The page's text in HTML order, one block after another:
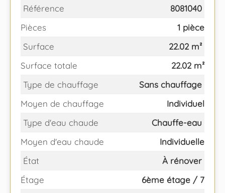
Référence
8081040
Pièces
1 pièce
Surface
22.02 m²
Surface totale
22.02 m²
Type de chauffage
Sans chauffage
Moyen de chauffage
Individuel
Type d'eau chaude
Chauffe-eau
Moyen d'eau chaude
Individuelle
État
À rénover
Étage
6ème étage / 7